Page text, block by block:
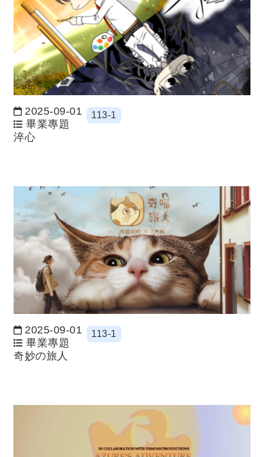
日期：
2025-09-01
畢業專題
113-1
淬心
日期：
2025-09-01
畢業專題
113-1
奇妙の旅人